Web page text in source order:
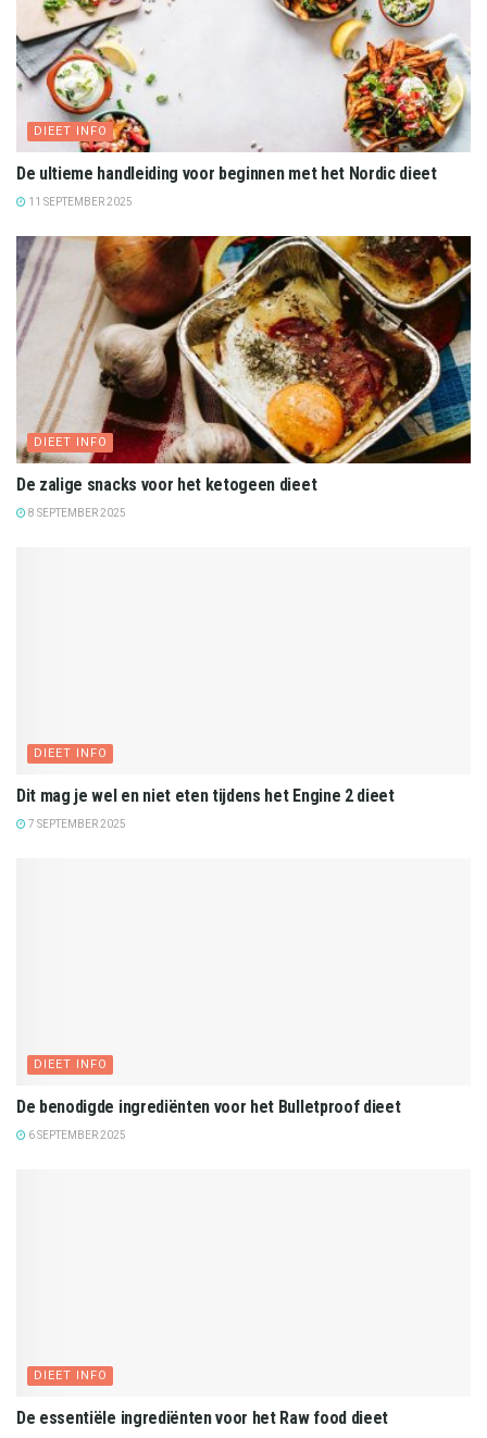
DIEET INFO
De ultieme handleiding voor beginnen met het Nordic dieet
11 SEPTEMBER 2025
DIEET INFO
De zalige snacks voor het ketogeen dieet
8 SEPTEMBER 2025
DIEET INFO
Dit mag je wel en niet eten tijdens het Engine 2 dieet
7 SEPTEMBER 2025
DIEET INFO
De benodigde ingrediënten voor het Bulletproof dieet
6 SEPTEMBER 2025
DIEET INFO
De essentiële ingrediënten voor het Raw food dieet